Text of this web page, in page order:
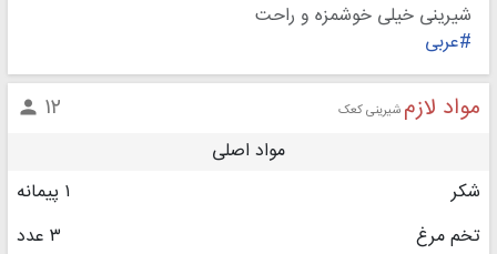
شیرینی خیلی خوشمزه و راحت
#عربی
مواد لازم شیرینی کعک ۱۲ 
مواد اصلی
شکر
۱ پیمانه
تخم مرغ
۳ عدد